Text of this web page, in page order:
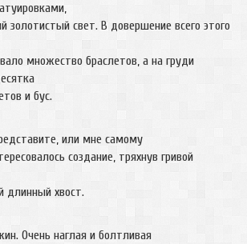
золотистый свет. В довершение всего этого
множество браслетов, а на груди
и бус.
или мне самому
создание, тряхнув гривой
длинный хвост.
Очень наглая и болтливая